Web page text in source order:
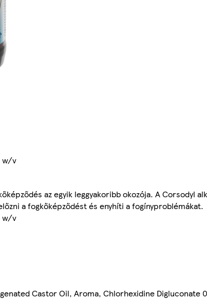
w/v
az egyik leggyakoribb okozója. A Corsodyl
a fogkőképződést és enyhíti a fogínyproblémákat.
w/v
Castor Oil, Aroma, Chlorhexidine Digluconate